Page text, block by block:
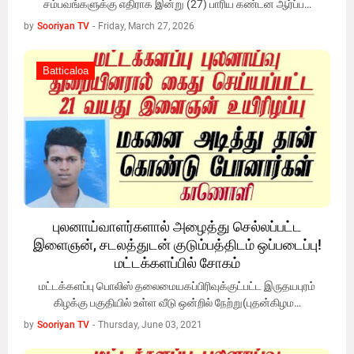
சம்பவங்களுக்கு எதிராக இன்று (27) பாரிய கண்டன ஆர்ப்ப…
by Sooriyan TV - Friday, March 27, 2026
Batticaloa
Batticaloa
புலனாய்வாளர்களால் அழைத்து செல்லப்பட்ட
இளைஞன், சடலத்துடன் குடும்பத்திடம் ஒப்படைப்பு!
மட்டக்களப்பில் சோகம்
மட்டக்களப்பு பொலிஸ் தலைமையகப்பிரிவுக்குட்பட்ட இருதயபுரம்
கிழக்கு பகுதியில் உள்ள வீடு ஒன்றில் நேற்று(புதன்கிழம…
by Sooriyan TV - Thursday, June 03, 2021